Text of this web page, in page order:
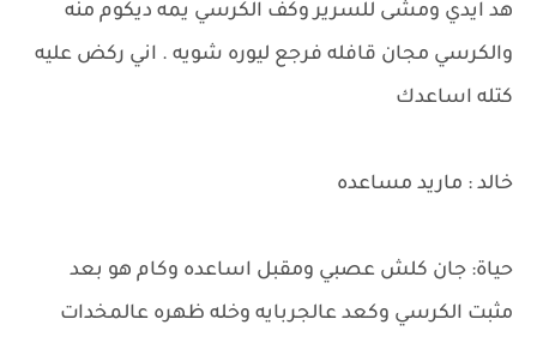
هد ايدي ومشى للسرير وكف الكرسي يمه ديكوم منه
والكرسي مجان قافله فرجع ليوره شويه . اني ركض عليه
كتله اساعدك
خالد : ماريد مساعده
حياة: جان كلش عصبي ومقبل اساعده وكام هو بعد
مثبت الكرسي وكعد عالجربايه وخله ظهره عالمخدات